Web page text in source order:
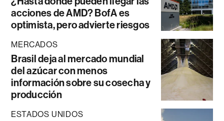
acciones de AMD? BofA es
optimista, pero advierte riesgos
MERCADOS
Brasil deja al mercado mundial
del azúcar con menos
información sobre su cosecha y
producción
ESTADOS UNIDOS